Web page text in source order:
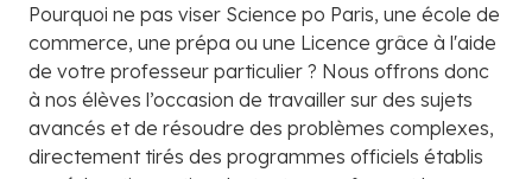
Pourquoi ne pas viser Science po Paris, une école de
commerce, une prépa ou une Licence grâce à l'aide
de votre professeur particulier ? Nous offrons donc
à nos élèves l’occasion de travailler sur des sujets
avancés et de résoudre des problèmes complexes,
directement tirés des programmes officiels établis